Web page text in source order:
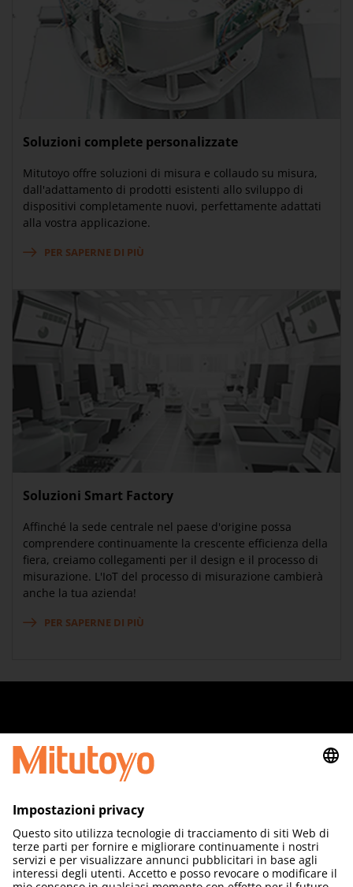
Soluzioni complete personalizzate
Mitutoyo offre soluzioni di misura e collaudo su misura,
dall'adattamento di prodotti esistenti allo sviluppo di
dispositivi completamente nuovi, perfettamente adattati
alla vostra applicazione.
PER SAPERNE DI PIÙ
Soluzioni Smart Factory
Affinché la sede centrale nel paese d'origine possa
comprendere continuamente la crescente efficienza della
fiera, creiamo collegamenti per il design e il processo di
misurazione. L'IoT del processo di misurazione cambierà
anche la tua azienda!
PER SAPERNE DI PIÙ
Quick Links
Area Legale